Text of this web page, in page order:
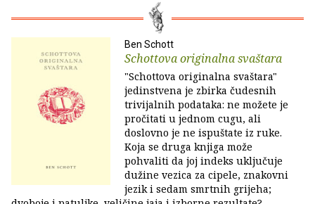
Ben Schott
Schottova originalna svaštara
"Schottova originalna svaštara"
jedinstvena je zbirka čudesnih
trivijalnih podataka: ne možete je
pročitati u jednom cugu, ali
doslovno je ne ispuštate iz ruke.
Koja se druga knjiga može
pohvaliti da joj indeks uključuje
dužine vezica za cipele, znakovni
jezik i sedam smrtnih grijeha;